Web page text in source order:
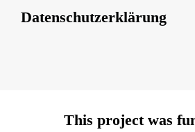
Datenschutzerklärung
This project was